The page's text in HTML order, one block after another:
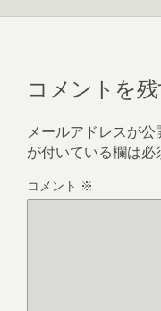
コメントを
メールアドレスが公
が付いている欄は必
コメント ※